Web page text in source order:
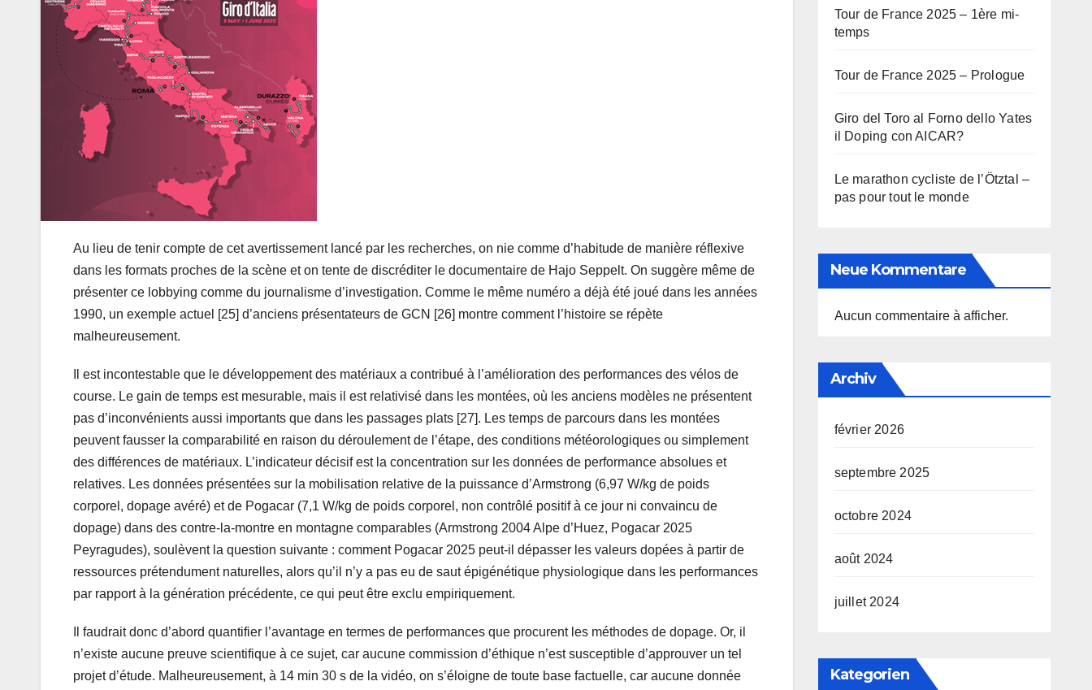
Au lieu de tenir compte de cet avertissement lancé par les recherches, on nie comme d’habitude de manière réflexive
dans les formats proches de la scène et on tente de discréditer le documentaire de Hajo Seppelt. On suggère même de
présenter ce lobbying comme du journalisme d’investigation. Comme le même numéro a déjà été joué dans les années
1990, un exemple actuel [25] d’anciens présentateurs de GCN [26] montre comment l’histoire se répète
malheureusement.
Il est incontestable que le développement des matériaux a contribué à l’amélioration des performances des vélos de
course. Le gain de temps est mesurable, mais il est relativisé dans les montées, où les anciens modèles ne présentent
pas d’inconvénients aussi importants que dans les passages plats [27]. Les temps de parcours dans les montées
peuvent fausser la comparabilité en raison du déroulement de l’étape, des conditions météorologiques ou simplement
des différences de matériaux. L’indicateur décisif est la concentration sur les données de performance absolues et
relatives. Les données présentées sur la mobilisation relative de la puissance d’Armstrong (6,97 W/kg de poids
corporel, dopage avéré) et de Pogacar (7,1 W/kg de poids corporel, non contrôlé positif à ce jour ni convaincu de
dopage) dans des contre-la-montre en montagne comparables (Armstrong 2004 Alpe d’Huez, Pogacar 2025
Peyragudes), soulèvent la question suivante : comment Pogacar 2025 peut-il dépasser les valeurs dopées à partir de
ressources prétendument naturelles, alors qu’il n’y a pas eu de saut épigénétique physiologique dans les performances
par rapport à la génération précédente, ce qui peut être exclu empiriquement.
Il faudrait donc d’abord quantifier l’avantage en termes de performances que procurent les méthodes de dopage. Or, il
n’existe aucune preuve scientifique à ce sujet, car aucune commission d’éthique n’est susceptible d’approuver un tel
projet d’étude. Malheureusement, à 14 min 30 s de la vidéo, on s’éloigne de toute base factuelle, car aucune donnée
Tour de France 2025 – 1ère mi-
temps
Tour de France 2025 – Prologue
Giro del Toro al Forno dello Yates
il Doping con AICAR?
Le marathon cycliste de l’Ötztal –
pas pour tout le monde
Neue Kommentare
Aucun commentaire à afficher.
Archiv
février 2026
septembre 2025
octobre 2024
août 2024
juillet 2024
Kategorien